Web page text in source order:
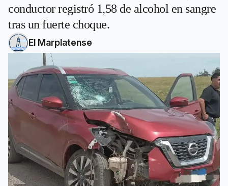
conductor registró 1,58 de alcohol en sangre
tras un fuerte choque.
El Marplatense